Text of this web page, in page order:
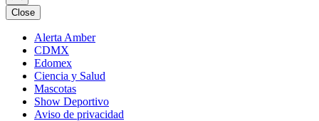
Close
Alerta Amber
CDMX
Edomex
Ciencia y Salud
Mascotas
Show Deportivo
Aviso de privacidad